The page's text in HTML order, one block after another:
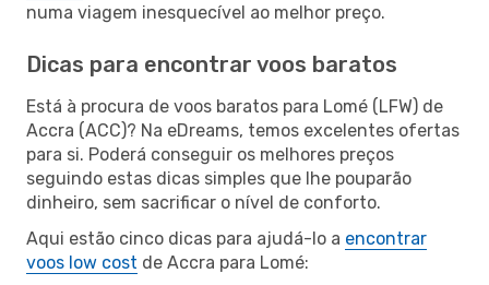
numa viagem inesquecível ao melhor preço.
Dicas para encontrar voos baratos
Está à procura de voos baratos para Lomé (LFW) de
Accra (ACC)? Na eDreams, temos excelentes ofertas
para si. Poderá conseguir os melhores preços
seguindo estas dicas simples que lhe pouparão
dinheiro, sem sacrificar o nível de conforto.
Aqui estão cinco dicas para ajudá-lo a encontrar
voos low cost de Accra para Lomé: